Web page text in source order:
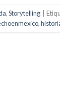
,Storytelling
,